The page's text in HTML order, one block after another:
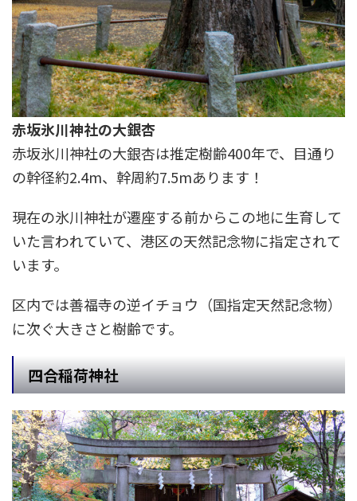
赤坂氷川神社の大銀杏
赤坂氷川神社の大銀杏は推定樹齢400年で、目通り
の幹径約2.4m、幹周約7.5mあります！
現在の氷川神社が遷座する前からこの地に生育して
いた言われていて、港区の天然記念物に指定されて
います。
区内では善福寺の逆イチョウ（国指定天然記念物）
に次ぐ大きさと樹齢です。
四合稲荷神社